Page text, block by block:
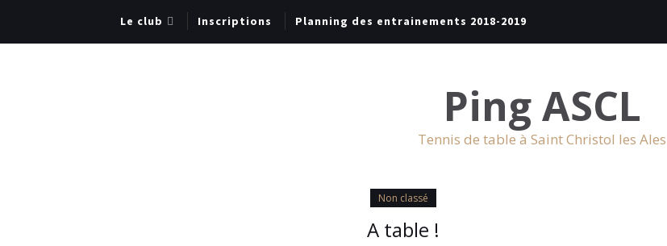
Le club Inscriptions Planning des entrainements 2018-2019
Ping ASCL
Tennis de table à Saint Christol les Ales
Non classé
A table !